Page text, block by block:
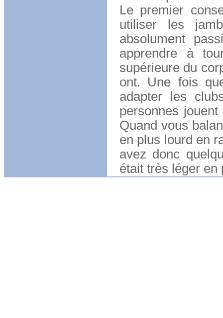
Le premier
utiliser les
absolument
apprendre à
supérieure du
ont. Une fois
adapter les
personnes
Quand vous
en plus lourd en
avez donc
était très léger en